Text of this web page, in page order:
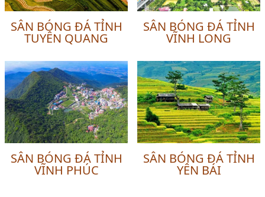
SÂN BÓNG ĐÁ TỈNH
TUYÊN QUANG
SÂN BÓNG ĐÁ TỈNH
VĨNH LONG
SÂN BÓNG ĐÁ TỈNH
VĨNH PHÚC
SÂN BÓNG ĐÁ TỈNH
YÊN BÁI